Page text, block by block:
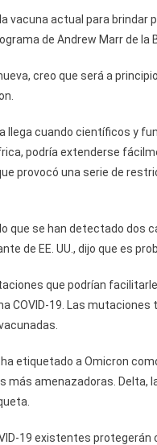
vacuna actual para brindar
de Andrew Marr de la
creo que será a
llega cuando científicos y
podría extenderse
provocó una serie de
que se han detectado dos
de EE. UU., dijo que es
que podrían
COVID-19. Las
etiquetado a Omicron
más amenazadoras. Delta,
19 existentes